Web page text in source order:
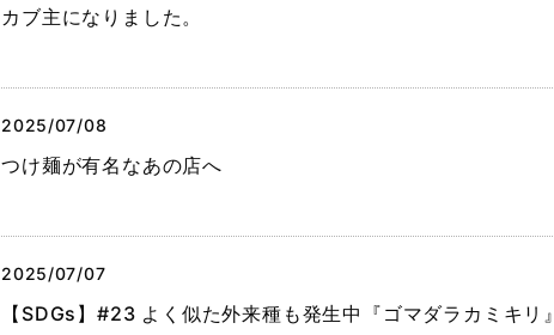
カブ主になりました。
2025/07/08
つけ麺が有名なあの店へ
2025/07/07
【SDGs】#23 よく似た外来種も発生中『ゴマダラカミキリ』